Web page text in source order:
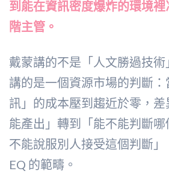
到能在資訊密度爆炸的環境
階主管。
戴蒙講的不是「人文勝過技
講的是一個資源市場的判斷：
訊」的成本壓到趨近於零，
能產出」轉到「能不能判斷
不能說服別人接受這個判斷
EQ 的範疇。